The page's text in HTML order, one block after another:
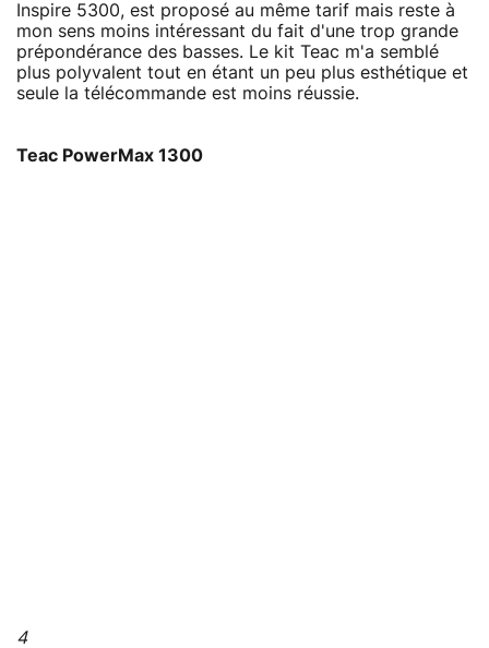
Inspire 5300, est proposé au même tarif mais reste à
mon sens moins intéressant du fait d'une trop grande
prépondérance des basses. Le kit Teac m'a semblé
plus polyvalent tout en étant un peu plus esthétique et
seule la télécommande est moins réussie.
Teac PowerMax 1300
4